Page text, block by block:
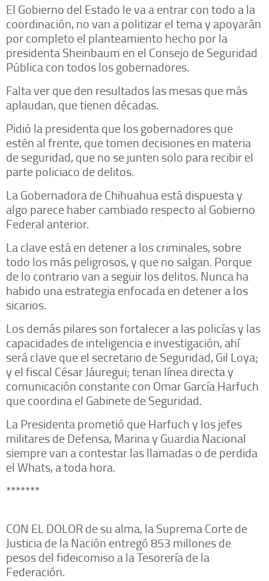
El Gobierno del Estado le va a entrar con todo a la
coordinación, no van a politizar el tema y apoyarán
por completo el planteamiento hecho por la
presidenta Sheinbaum en el Consejo de Seguridad
Pública con todos los gobernadores.
Falta ver que den resultados las mesas que más
aplaudan, que tienen décadas.
Pidió la presidenta que los gobernadores que
estén al frente, que tomen decisiones en materia
de seguridad, que no se junten solo para recibir el
parte policiaco de delitos.
La Gobernadora de Chihuahua está dispuesta y
algo parece haber cambiado respecto al Gobierno
Federal anterior.
La clave está en detener a los criminales, sobre
todo los más peligrosos, y que no salgan. Porque
de lo contrario van a seguir los delitos. Nunca ha
habido una estrategia enfocada en detener a los
sicarios.
Los demás pilares son fortalecer a las policías y las
capacidades de inteligencia e investigación, ahí
será clave que el secretario de Seguridad, Gil Loya;
y el fiscal César Jáuregui; tenan línea directa y
comunicación constante con Omar García Harfuch
que coordina el Gabinete de Seguridad.
La Presidenta prometió que Harfuch y los jefes
militares de Defensa, Marina y Guardia Nacional
siempre van a contestar las llamadas o de perdida
el Whats, a toda hora.
*******
CON EL DOLOR de su alma, la Suprema Corte de
Justicia de la Nación entregó 853 millones de
pesos del fideicomiso a la Tesorería de la
Federación.